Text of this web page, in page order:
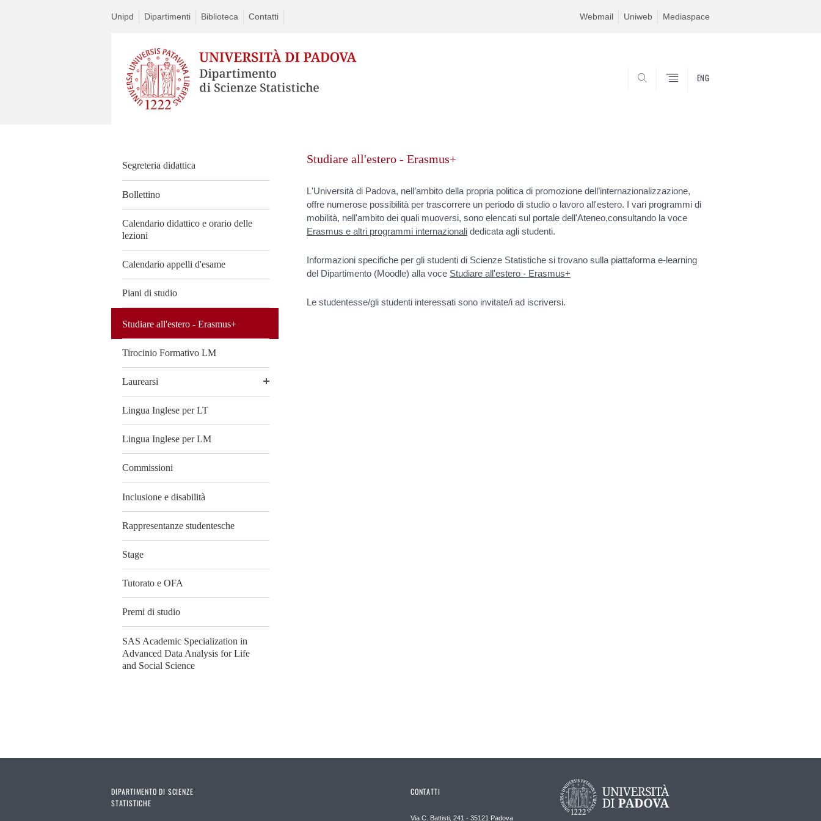
Unipd Dipartimenti Biblioteca Contatti Webmail Uniweb Mediaspace
ENG
Segreteria didattica
Bollettino
Calendario didattico e orario delle
lezioni
Calendario appelli d'esame
Piani di studio
Studiare all'estero - Erasmus+
Tirocinio Formativo LM
Laurearsi
Lingua Inglese per LT
Lingua Inglese per LM
Commissioni
Inclusione e disabilità
Rappresentanze studentesche
Stage
Tutorato e OFA
Premi di studio
SAS Academic Specialization in
Advanced Data Analysis for Life
and Social Science
Studiare all'estero - Erasmus+
L'Università di Padova, nell’ambito della propria politica di promozione dell’internazionalizzazione,
offre numerose possibilità per trascorrere un periodo di studio o lavoro all'estero. I vari programmi di
mobilità, nell'ambito dei quali muoversi, sono elencati sul portale dell'Ateneo,consultando la voce
Erasmus e altri programmi internazionali dedicata agli studenti.
Informazioni specifiche per gli studenti di Scienze Statistiche si trovano sulla piattaforma e-learning
del Dipartimento (Moodle) alla voce Studiare all'estero - Erasmus+
Le studentesse/gli studenti interessati sono invitate/i ad iscriversi.
DIPARTIMENTO DI SCIENZE
STATISTICHE
CONTATTI
Via C. Battisti, 241 - 35121 Padova